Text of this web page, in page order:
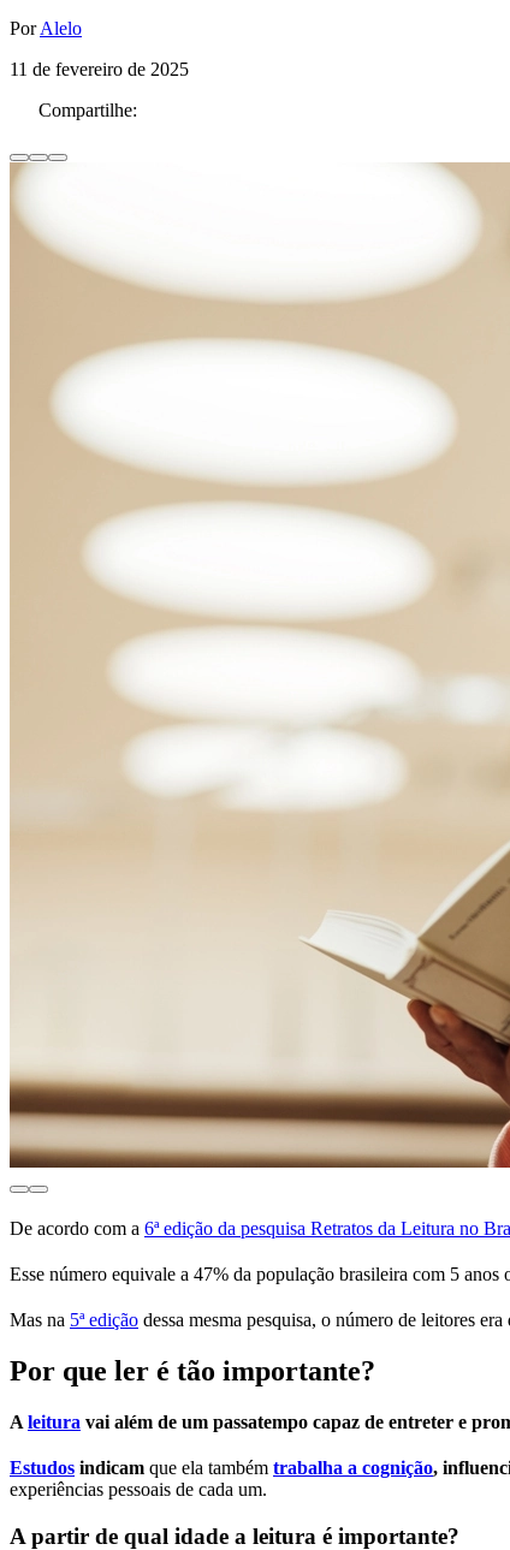
PorAlelo
11 de fevereiro de 2025
Compartilhe:
De acordo com a 6ª edição da pesquisa Retratos da Leitura no
Esse número equivale a 47% da população brasileira com 5 anos
Mas na 5ª edição dessa mesma pesquisa, o número de leitores
Por que ler é tão importante?
A leitura vai além de um passatempo capaz de entreter e
Estudos indicam que ela também trabalha a cognição,
experiências pessoais de cada um.
A partir de qual idade a leitura é importante?